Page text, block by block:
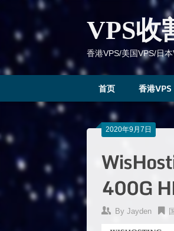
VPS收
香港VPS/美国VPS/日
首页 香港VPS
2020年9月7日
400G
By Jayden